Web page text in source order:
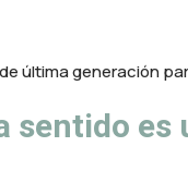
última generación
sentido